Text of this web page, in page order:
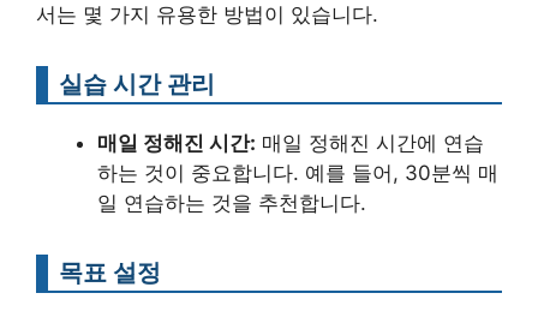
서는 몇 가지 유용한 방법이 있습니다.
실습 시간 관리
매일 정해진 시간: 매일 정해진 시간에 연습
하는 것이 중요합니다. 예를 들어, 30분씩 매
일 연습하는 것을 추천합니다.
목표 설정